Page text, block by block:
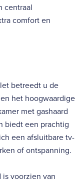
centraal
comfort en
betreedt u de
het hoogwaardige
met gashaard
biedt een prachtig
een afsluitbare tv-
of ontspanning.
voorzien van